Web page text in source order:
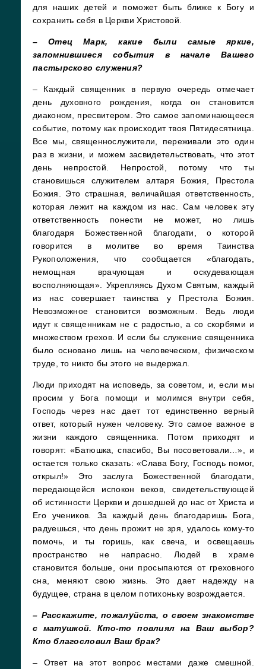
для наших детей и поможет быть ближе к Богу и
сохранить себя в Церкви Христовой.
– Отец Марк, какие были самые яркие,
запомнившиеся события в начале Вашего
пастырского служения?
– Каждый священник в первую очередь отмечает
день духовного рождения, когда он становится
диаконом, пресвитером. Это самое запоминающееся
событие, потому как происходит твоя Пятидесятница.
Все мы, священнослужители, переживали это один
раз в жизни, и можем засвидетельствовать, что этот
день непростой. Непростой, потому что ты
становишься служителем алтаря Божия, Престола
Божия. Это страшная, величайшая ответственность,
которая лежит на каждом из нас. Сам человек эту
ответственность понести не может, но лишь
благодаря Божественной благодати, о которой
говорится в молитве во время Таинства
Рукоположения, что сообщается «благодать,
немощная врачующая и оскудевающая
восполняющая». Укрепляясь Духом Святым, каждый
из нас совершает таинства у Престола Божия.
Невозможное становится возможным. Ведь люди
идут к священникам не с радостью, а со скорбями и
множеством грехов. И если бы служение священника
было основано лишь на человеческом, физическом
труде, то никто бы этого не выдержал.
Люди приходят на исповедь, за советом, и, если мы
просим у Бога помощи и молимся внутри себя,
Господь через нас дает тот единственно верный
ответ, который нужен человеку. Это самое важное в
жизни каждого священника. Потом приходят и
говорят: «Батюшка, спасибо, Вы посоветовали…», и
остается только сказать: «Слава Богу, Господь помог,
открыл!» Это заслуга Божественной благодати,
передающейся испокон веков, свидетельствующей
об истинности Церкви и дошедшей до нас от Христа и
Его учеников. За каждый день благодаришь Бога,
радуешься, что день прожит не зря, удалось кому-то
помочь, и ты горишь, как свеча, и освещаешь
пространство не напрасно. Людей в храме
становится больше, они просыпаются от греховного
сна, меняют свою жизнь. Это дает надежду на
будущее, страна в целом потихоньку возрождается.
– Расскажите, пожалуйста, о своем знакомстве
с матушкой. Кто-то повлиял на Ваш выбор?
Кто благословил Ваш брак?
– Ответ на этот вопрос местами даже смешной.